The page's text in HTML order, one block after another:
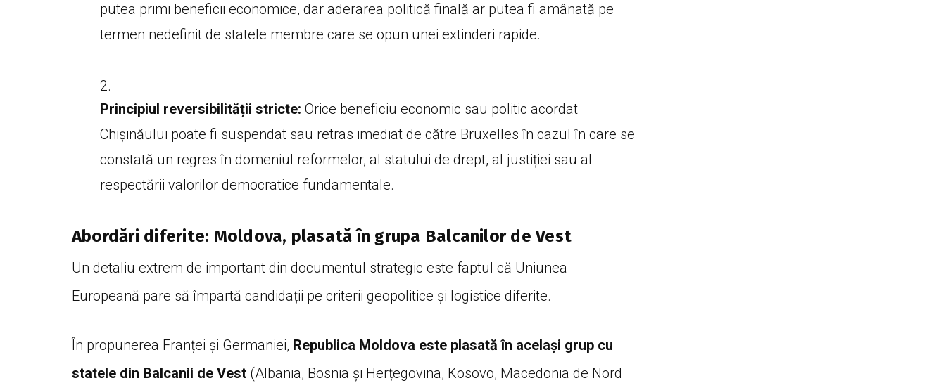
putea primi beneficii economice, dar aderarea politică finală ar putea fi amânată pe
termen nedefinit de statele membre care se opun unei extinderi rapide.
Principiul reversibilității stricte: Orice beneficiu economic sau politic acordat
Chișinăului poate fi suspendat sau retras imediat de către Bruxelles în cazul în care se
constată un regres în domeniul reformelor, al statului de drept, al justiției sau al
respectării valorilor democratice fundamentale.
Abordări diferite: Moldova, plasată în grupa Balcanilor de Vest
Un detaliu extrem de important din documentul strategic este faptul că Uniunea
Europeană pare să împartă candidații pe criterii geopolitice și logistice diferite.
În propunerea Franței și Germaniei, Republica Moldova este plasată în același grup cu
statele din Balcanii de Vest (Albania, Bosnia și Herțegovina, Kosovo, Macedonia de Nord